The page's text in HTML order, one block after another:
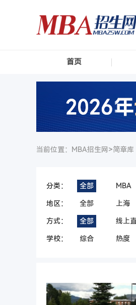
首页
当前位置：MBA招生网>简章库
分类： 全部 MBA
地区： 全部 上海
方式： 全部 线上
学校： 综合 热度